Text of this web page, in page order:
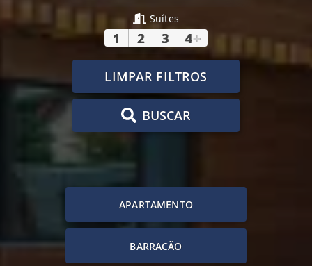
Suítes
1 2 3 4+
LIMPAR FILTROS
BUSCAR
APARTAMENTO
BARRACÃO